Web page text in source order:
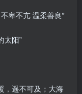
卑不亢 温柔善良”
太阳”
，遥不可及；大海